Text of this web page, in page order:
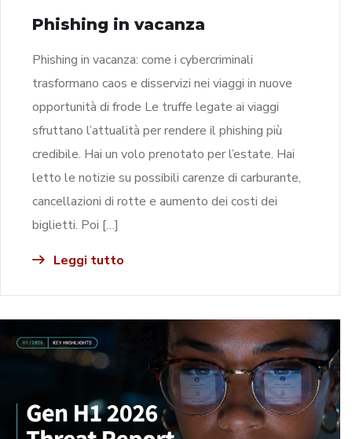
Phishing in vacanza
Phishing in vacanza: come i cybercriminali
trasformano caos e disservizi nei viaggi in nuove
opportunità di frode Le truffe legate ai viaggi
sfruttano l’attualità per rendere il phishing più
credibile. Hai un volo prenotato per l’estate. Hai
letto le notizie su possibili carenze di carburante,
cancellazioni di rotte e aumento dei costi dei
biglietti. Poi […]
Leggi tutto